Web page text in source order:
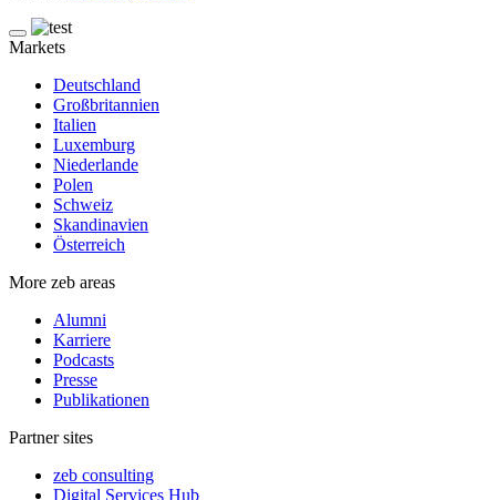
Markets
Deutschland
Großbritannien
Italien
Luxemburg
Niederlande
Polen
Schweiz
Skandinavien
Österreich
More zeb areas
Alumni
Karriere
Podcasts
Presse
Publikationen
Partner sites
zeb consulting
Digital Services Hub